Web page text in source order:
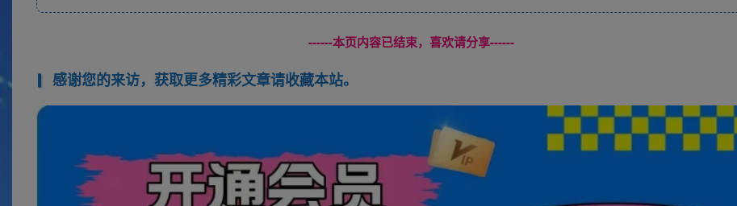
------本页内容已结束，喜欢请分享------
感谢您的来访，获取更多精彩文章请收藏本站。